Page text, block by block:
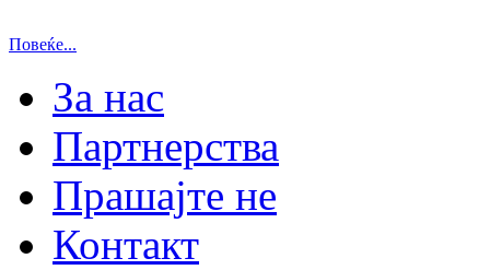
Повеќе...
За нас
Партнерства
Прашајте не
Контакт